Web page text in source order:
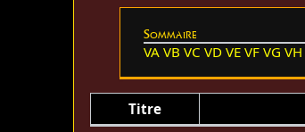
Sommaire
VA VB VC VD VE VF VG VH
Titre